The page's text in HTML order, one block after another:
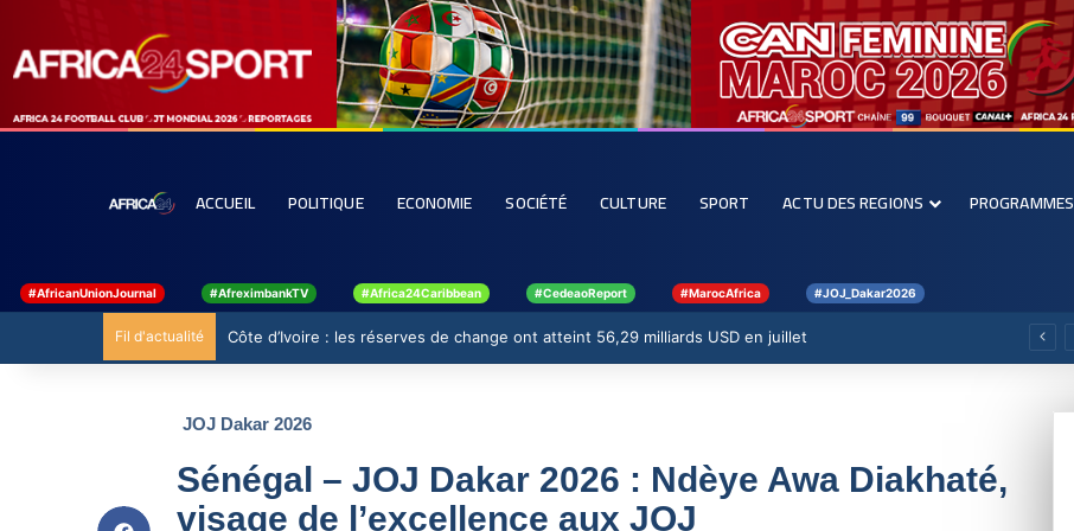
ACCUEIL POLITIQUE ECONOMIE SOCIÉTÉ CULTURE SPORT ACTU DES REGIONS PROGRAMMES
#AfricanUnionJournal #AfreximbankTV #Africa24Caribbean #CedeaoReport #MarocAfrica #JOJ_Dakar2026
Fil d'actualité Côte d’Ivoire : les réserves de change ont atteint 56,29 milliards USD en juillet
JOJ Dakar 2026
Sénégal – JOJ Dakar 2026 : Ndèye Awa Diakhaté,
visage de l’excellence aux JOJ